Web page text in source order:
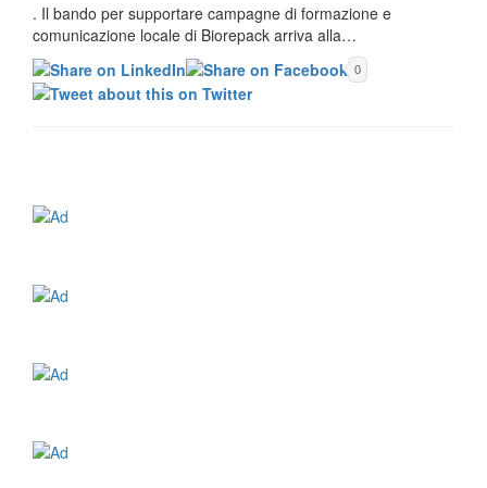
. Il bando per supportare campagne di formazione e
comunicazione locale di Biorepack arriva alla…
0